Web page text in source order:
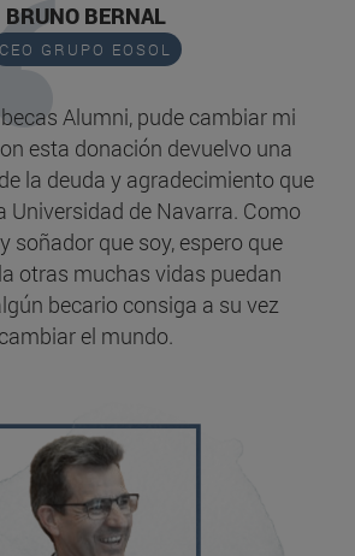
BRUNO BERNAL
CEO GRUPO EOSOL
Alumni, pude cambiar mi
esta donación devuelvo una
la deuda y agradecimiento que
Universidad de Navarra. Como
soñador que soy, espero que
otras muchas vidas puedan
becario consiga a su vez
cambiar el mundo.